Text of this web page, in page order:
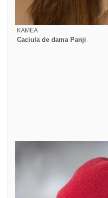
KAMEA
Caciula de dama Panji